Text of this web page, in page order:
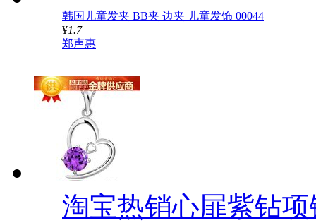
韩国儿童发夹 BB夹 边夹 儿童发饰 00044
¥1.7
郑声惠
淘宝热销心屝紫钻